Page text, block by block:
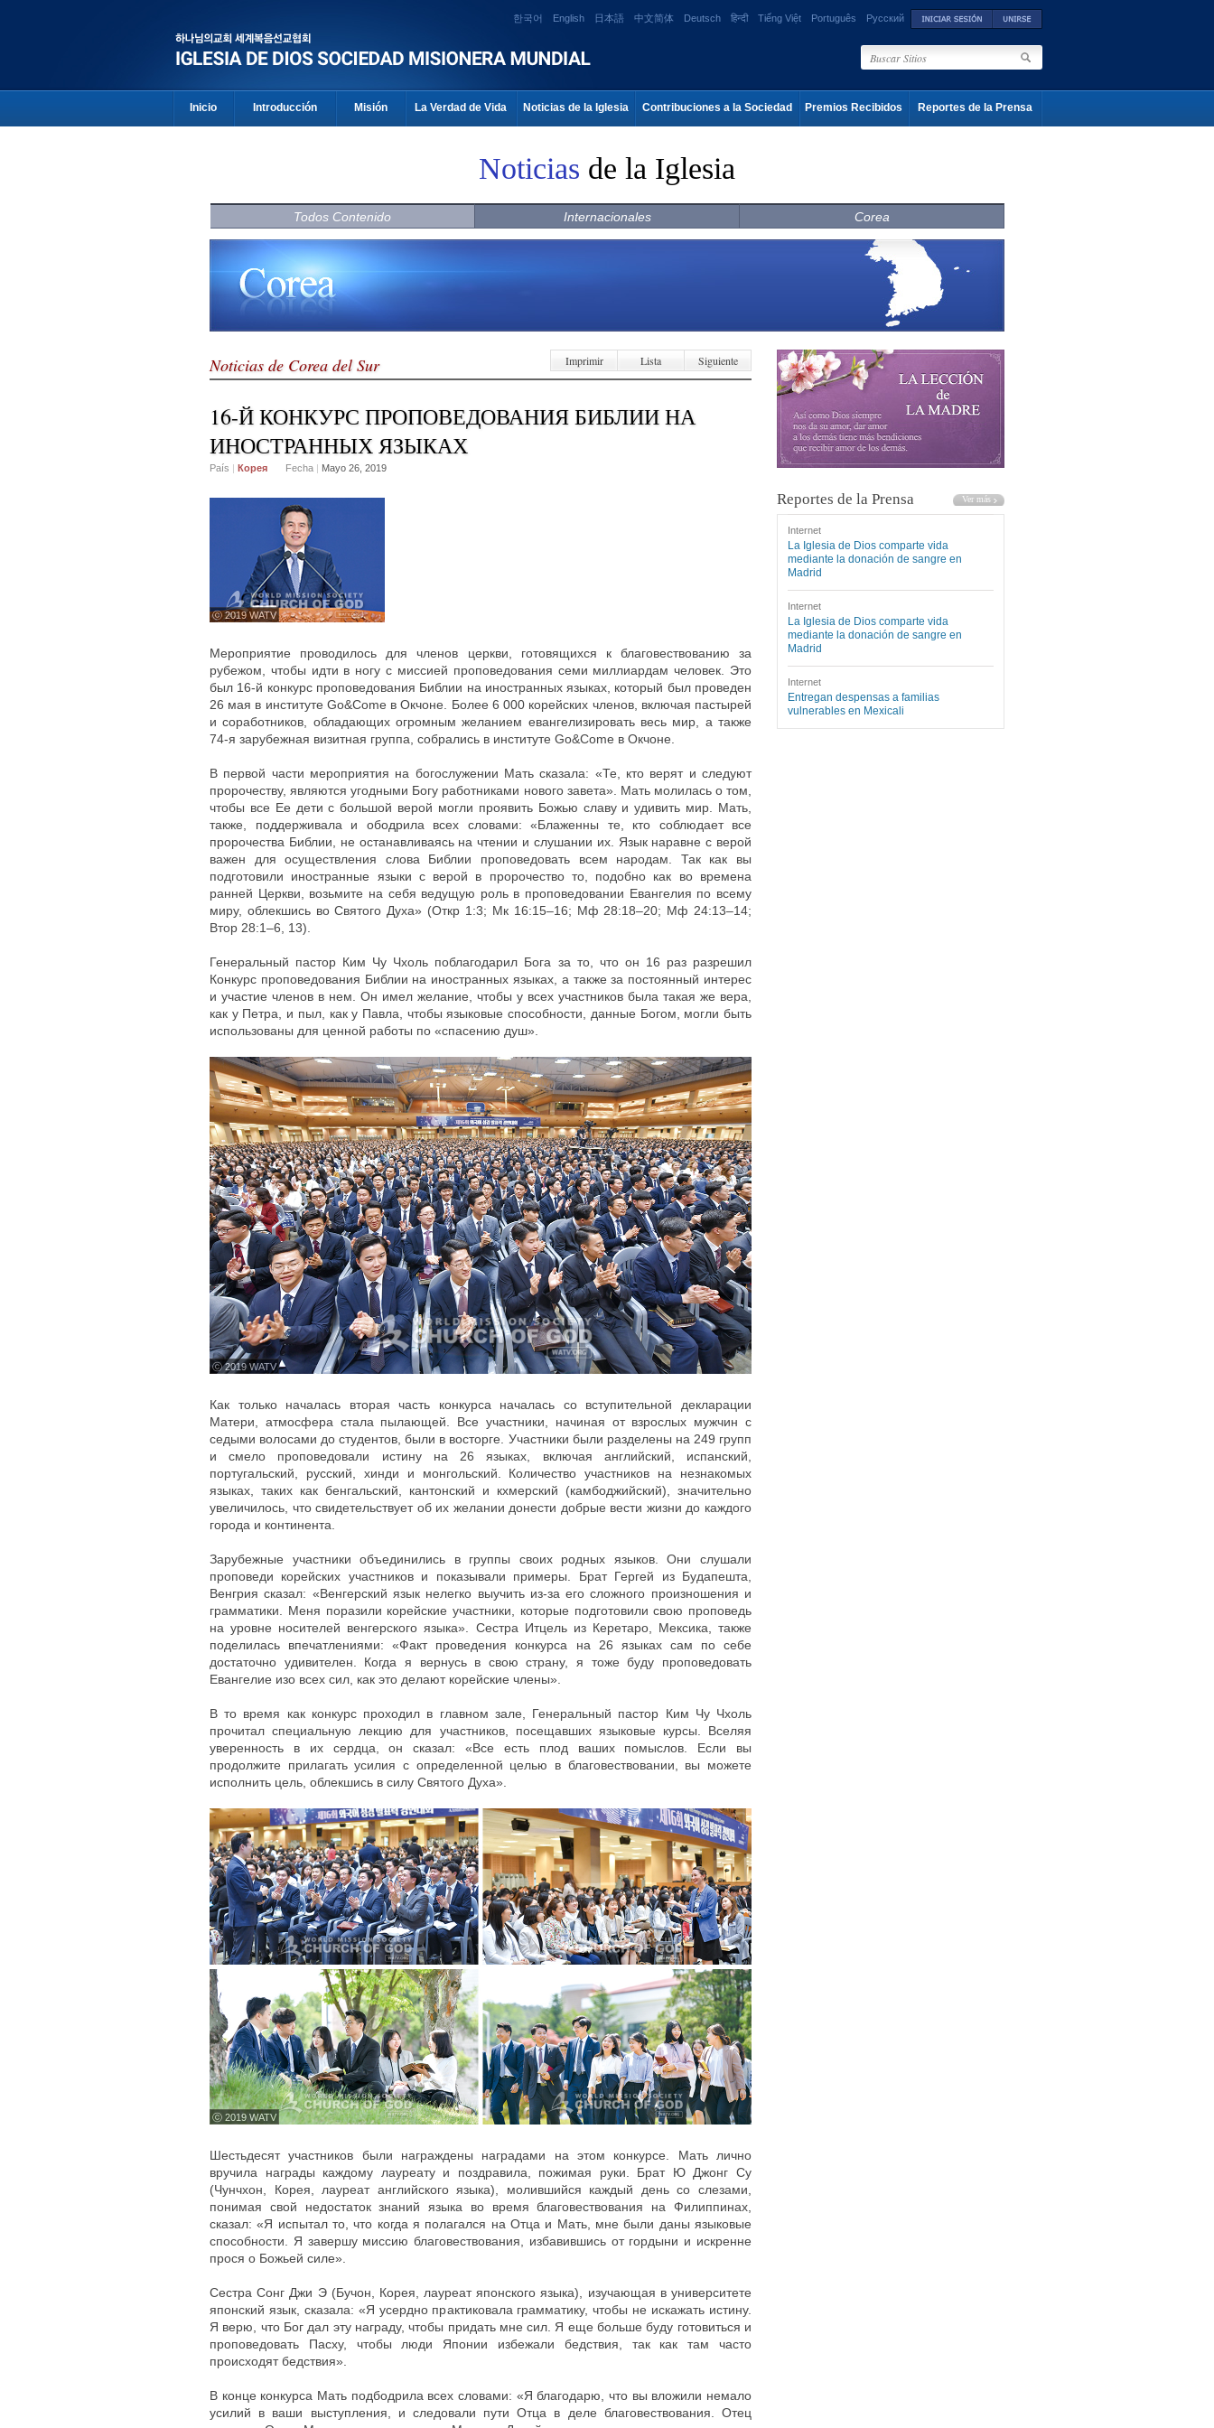
한국어 English 日本語 中文简体 Deutsch हिन्दी Tiếng Việt Português Русский
Inicio Introducción Misión La Verdad de Vida Noticias de la Iglesia Contribuciones a la Sociedad Premios Recibidos Reportes de la Prensa
Noticias de la Iglesia
Todos Contenido Internacionales Corea
Noticias de Corea del Sur Imprimir Lista Siguiente
16-Й КОНКУРС ПРОПОВЕДОВАНИЯ БИБЛИИ НА
ИНОСТРАННЫХ ЯЗЫКАХ
País | Корея Fecha | Mayo 26, 2019
ⓒ 2019 WATV
Мероприятие проводилось для членов церкви, готовящихся к благовествованию за
рубежом, чтобы идти в ногу с миссией проповедования семи миллиардам человек. Это
был 16-й конкурс проповедования Библии на иностранных языках, который был проведен
26 мая в институте Go&Come в Окчоне. Более 6 000 корейских членов, включая пастырей
и соработников, обладающих огромным желанием евангелизировать весь мир, а также
74-я зарубежная визитная группа, собрались в институте Go&Come в Окчоне.
В первой части мероприятия на богослужении Мать сказала: «Те, кто верят и следуют
пророчеству, являются угодными Богу работниками нового завета». Мать молилась о том,
чтобы все Ее дети с большой верой могли проявить Божью славу и удивить мир. Мать,
также, поддерживала и ободрила всех словами: «Блаженны те, кто соблюдает все
пророчества Библии, не останавливаясь на чтении и слушании их. Язык наравне с верой
важен для осуществления слова Библии проповедовать всем народам. Так как вы
подготовили иностранные языки с верой в пророчество то, подобно как во времена
ранней Церкви, возьмите на себя ведущую роль в проповедовании Евангелия по всему
миру, облекшись во Святого Духа» (Откр 1:3; Мк 16:15–16; Мф 28:18–20; Мф 24:13–14;
Втор 28:1–6, 13).
Генеральный пастор Ким Чу Чхоль поблагодарил Бога за то, что он 16 раз разрешил
Конкурс проповедования Библии на иностранных языках, а также за постоянный интерес
и участие членов в нем. Он имел желание, чтобы у всех участников была такая же вера,
как у Петра, и пыл, как у Павла, чтобы языковые способности, данные Богом, могли быть
использованы для ценной работы по «спасению душ».
ⓒ 2019 WATV
Как только началась вторая часть конкурса началась со вступительной декларации
Матери, атмосфера стала пылающей. Все участники, начиная от взрослых мужчин с
седыми волосами до студентов, были в восторге. Участники были разделены на 249 групп
и смело проповедовали истину на 26 языках, включая английский, испанский,
португальский, русский, хинди и монгольский. Количество участников на незнакомых
языках, таких как бенгальский, кантонский и кхмерский (камбоджийский), значительно
увеличилось, что свидетельствует об их желании донести добрые вести жизни до каждого
города и континента.
Зарубежные участники объединились в группы своих родных языков. Они слушали
проповеди корейских участников и показывали примеры. Брат Гергей из Будапешта,
Венгрия сказал: «Венгерский язык нелегко выучить из-за его сложного произношения и
грамматики. Меня поразили корейские участники, которые подготовили свою проповедь
на уровне носителей венгерского языка». Сестра Итцель из Керетаро, Мексика, также
поделилась впечатлениями: «Факт проведения конкурса на 26 языках сам по себе
достаточно удивителен. Когда я вернусь в свою страну, я тоже буду проповедовать
Евангелие изо всех сил, как это делают корейские члены».
В то время как конкурс проходил в главном зале, Генеральный пастор Ким Чу Чхоль
прочитал специальную лекцию для участников, посещавших языковые курсы. Вселяя
уверенность в их сердца, он сказал: «Все есть плод ваших помыслов. Если вы
продолжите прилагать усилия с определенной целью в благовествовании, вы можете
исполнить цель, облекшись в силу Святого Духа».
ⓒ 2019 WATV
Шестьдесят участников были награждены наградами на этом конкурсе. Мать лично
вручила награды каждому лауреату и поздравила, пожимая руки. Брат Ю Джонг Су
(Чунчхон, Корея, лауреат английского языка), молившийся каждый день со слезами,
понимая свой недостаток знаний языка во время благовествования на Филиппинах,
сказал: «Я испытал то, что когда я полагался на Отца и Мать, мне были даны языковые
способности. Я завершу миссию благовествования, избавившись от гордыни и искренне
прося о Божьей силе».
Сестра Сонг Джи Э (Бучон, Корея, лауреат японского языка), изучающая в университете
японский язык, сказала: «Я усердно практиковала грамматику, чтобы не искажать истину.
Я верю, что Бог дал эту награду, чтобы придать мне сил. Я еще больше буду готовиться и
проповедовать Пасху, чтобы люди Японии избежали бедствия, так как там часто
происходят бедствия».
В конце конкурса Мать подбодрила всех словами: «Я благодарю, что вы вложили немало
усилий в ваши выступления, и следовали пути Отца в деле благовествования. Отец
Reportes de la Prensa
Internet
La Iglesia de Dios comparte vida
mediante la donación de sangre en
Madrid
Internet
La Iglesia de Dios comparte vida
mediante la donación de sangre en
Madrid
Internet
Entregan despensas a familias
vulnerables en Mexicali